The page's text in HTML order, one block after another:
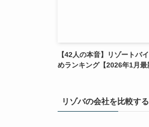
【42人の本音】リゾートバ
めランキング【2026年1月最
リゾバの会社を比較する